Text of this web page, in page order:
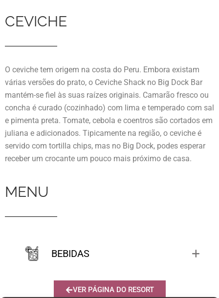
CEVICHE
O ceviche tem origem na costa do Peru. Embora existam
várias versões do prato, o Ceviche Shack no Big Dock Bar
mantém-se fiel às suas raízes originais. Camarão fresco ou
concha é curado (cozinhado) com lima e temperado com sal
e pimenta preta. Tomate, cebola e coentros são cortados em
juliana e adicionados. Tipicamente na região, o ceviche é
servido com tortilla chips, mas no Big Dock, podes esperar
receber um crocante um pouco mais próximo de casa.
MENU
BEBIDAS
VER PÁGINA DO RESORT